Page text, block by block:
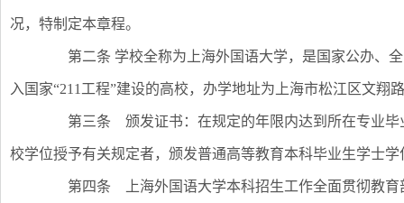
况，特制定本章程。
第二条 学校全称为上海外国语大学，是国家公办、全
入国家“211工程”建设的高校，办学地址为上海市松江区文翔
第三条 颁发证书：在规定的年限内达到所在专业毕
校学位授予有关规定者，颁发普通高等教育本科毕业生学士学
第四条 上海外国语大学本科招生工作全面贯彻教育